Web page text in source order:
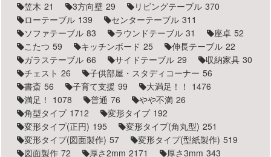
笠木 21 3方向壁 29 リビングテーブル 370
ローテーブル 139 センターテーブル 311
ソファテーブル 83 ラウンドテーブル 31 座卓 52
こたつ 59 キッチンボード 25 伸長テーブル 22
ガラステーブル 66 サイドテーブル 29 収納家具 30
チェスト 26 子供部屋・スタディコーナー 56
書斎 56 子育て支援 99 大満足！！ 1476
満足！ 1078 普通 76 やや不満 26
角型タイプ 1712 変形タイプ 192
変形タイプ(正円) 195 変形タイプ(角丸型) 251
変形タイプ(図面製作) 57 変形タイプ(型紙製作) 519
図面製作 72 厚さ2mm 2171 厚さ3mm 343